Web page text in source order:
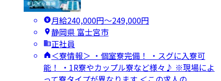
月給240,000円〜249,000円
静岡県 富士宮市
正社員
＜寮情報＞ ・個室寮完備！ ・スグに入寮可
能！ ・1R寮やカップル寮など様々♪ ※現場によ